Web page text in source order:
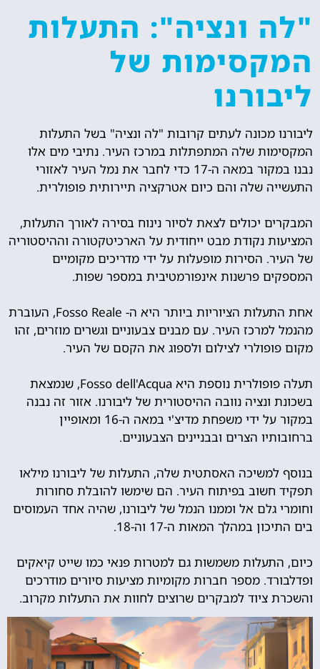
"לה ונציה": התעלות
המקסימות של
ליבורנו
ליבורנו מכונה לעתים קרובות "לה ונציה" בשל התעלות
המקסימות שלה המתפתלות במרכז העיר. נתיבי מים אלו
נבנו במקור במאה ה-17 כדי לחבר את נמל העיר לאזורי
התעשייה שלה והם כיום אטרקציה תיירותית פופולרית.
המבקרים יכולים לצאת לסיור נינוח בסירה לאורך התעלות,
המציעות נקודת מבט ייחודית על הארכיטקטורה וההיסטוריה
של העיר. הסירות מופעלות על ידי מדריכים מקומיים
המספקים פרשנות אינפורמטיבית במספר שפות.
אחת התעלות הציוריות ביותר היא ה- Fosso Reale, העוברת
מהנמל למרכז העיר. עם מבנים צבעוניים וגשרים מוזרים, זהו
מקום פופולרי לצילום ולספוג את הקסם של העיר.
תעלה פופולרית נוספת היא Fosso dell'Acqua, שנמצאת
בשכונת ונציה נוובה ההיסטורית של ליבורנו. אזור זה נבנה
במקור על ידי משפחת מדיצ'י במאה ה-16 ומאופיין
ברחובותיו הצרים ובבניינים הצבעוניים.
בנוסף למשיכה האסתטית שלה, התעלות של ליבורנו מילאו
תפקיד חשוב בפיתוח העיר. הם שימשו להובלת סחורות
וחומרי גלם אל וממנו הנמל של ליבורנו, שהיה אחד העמוסים
בים התיכון במהלך המאות ה-17 וה-18.
כיום, התעלות משמשות גם למטרות פנאי כמו שייט קיאקים
ופדלבורד. מספר חברות מקומיות מציעות סיורים מודרכים
והשכרת ציוד למבקרים שרוצים לחוות את התעלות מקרוב.